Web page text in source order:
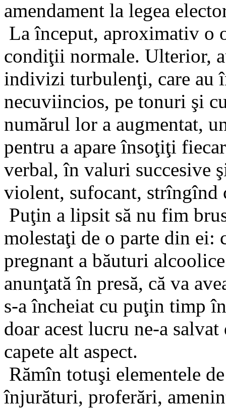
amendament la legea
La început, aproximativ o
condiţii normale. Ulterior,
indivizi turbulenţi, care au
necuviincios, pe tonuri şi
numărul lor a augmentat,
pentru a apare însoţiţi
verbal, în valuri succesive
violent, sufocant, strîngînd
Puţin a lipsit să nu fim
molestaţi de o parte din ei:
pregnant a băuturi
anunţată în presă, că va
s-a încheiat cu puţin timp
doar acest lucru ne-a
capete alt aspect.
Rămîn totuşi elementele
înjurături, proferări,